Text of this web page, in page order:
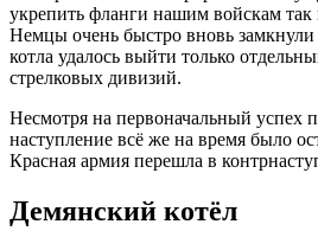
укрепить фланги нашим войскам так
Немцы очень быстро вновь
котла удалось выйти только
стрелковых дивизий.
Несмотря на первоначальный успех
наступление всё же на время было
Красная армия перешла в
Демянский котёл